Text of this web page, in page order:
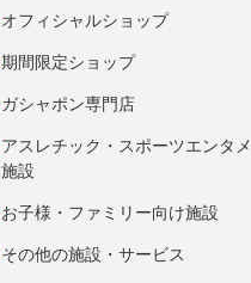
オフィシャルショップ
期間限定ショップ
ガシャポン専門店
アスレチック・スポーツエンタメ
施設
お子様・ファミリー向け施設
その他の施設・サービス